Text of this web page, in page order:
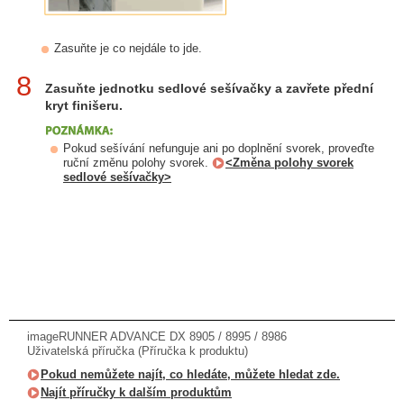
Zasuňte je co nejdále to jde.
8
Zasuňte jednotku sedlové sešívačky a zavřete přední
kryt finišeru.
Pokud sešívání nefunguje ani po doplnění svorek, proveďte
ruční změnu polohy svorek.
<Změna polohy svorek
sedlové sešívačky>
imageRUNNER ADVANCE DX 8905 / 8995 / 8986
Uživatelská příručka (Příručka k produktu)
Pokud nemůžete najít, co hledáte, můžete hledat zde.
Najít příručky k dalším produktům